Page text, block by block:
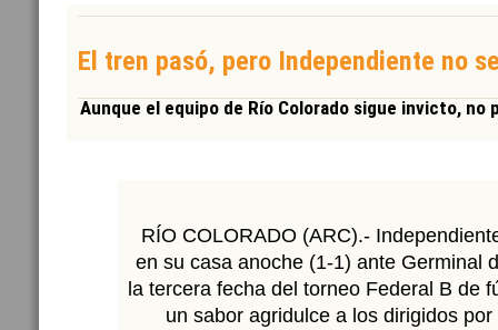
El tren pasó, pero Independiente no
Aunque el equipo de Río Colorado sigue invicto, no
RÍO COLORADO (ARC).-
en su casa anoche (1-1) ante Germinal
la tercera fecha del torneo Federal B de
un sabor agridulce a los dirigidos